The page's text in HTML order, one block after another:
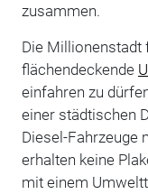
zusammen.
Die Millionenstadt
flächendeckende
einfahren zu
einer städtischen
Diesel-Fahrzeuge
erhalten keine
mit einem